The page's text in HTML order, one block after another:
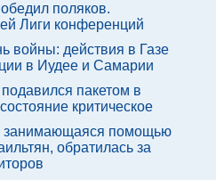
поляков.
Лиги конференций
войны: действия в Газе
в Иудее и Самарии
пакетом в
критическое
занимающаяся помощью
обратилась за